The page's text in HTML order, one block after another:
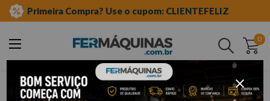
Primeira Compra? Use o cupom: CLIENTEFELIZ
0
Buscar
ferramentas em geral abraçadeiras nylon